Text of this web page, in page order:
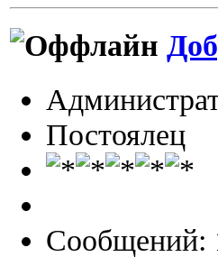
Постоялец
Сообщений: